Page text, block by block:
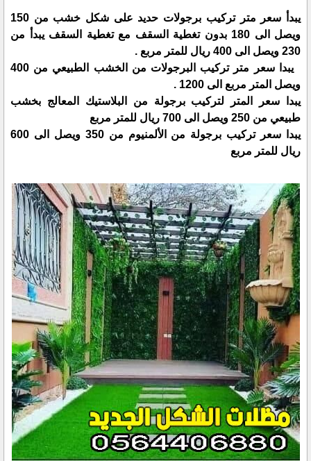
يبدأ سعر متر تركيب برجولات حديد على شكل خشب من 150
ويصل الى 180 بدون تغطية السقف مع تغطية السقف يبدأ من
230 ويصل الى 400 ريال للمتر مربع .
يبدا سعر متر تركيب البرجولات من الخشب الطبيعي من 400
ويصل المتر مربع الى 1200 .
يبدا سعر المتر لتركيب برجولة من البلاستيك المعالج بخشب
طبيعي من 250 ويصل الى 700 ريال للمتر مربع
يبدا سعر تركيب برجولة من الألمنيوم من 350 ويصل الى 600
ريال للمتر مربع